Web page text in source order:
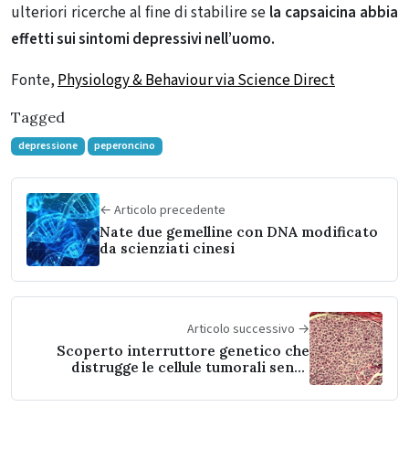
ulteriori ricerche al fine di stabilire se la capsaicina abbia
effetti sui sintomi depressivi nell’uomo.
Fonte, Physiology & Behaviour via Science Direct
Tagged
depressione peperoncino
← Articolo precedente
Nate due gemelline con DNA modificato
da scienziati cinesi
Articolo successivo →
Scoperto interruttore genetico che
distrugge le cellule tumorali senza